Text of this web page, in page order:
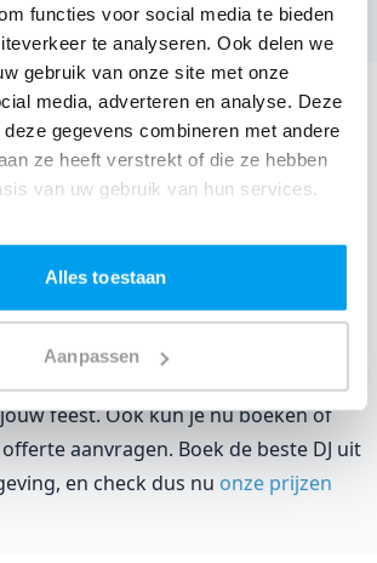
functies voor social media te bieden
te analyseren. Ook delen we
gebruik van onze site met onze
media, adverteren en analyse. Deze
gegevens combineren met andere
ze heeft verstrekt of die ze hebben
van uw gebruik van hun services.
Alles toestaan
Aanpassen
Bekijk alle feestlocaties
jouw feest in Cafe jardin Tervuren?
zorgen in Cafe jardin Tervuren:
Van de afstemming met de locatie
Vlaams-Brabantwas nog nooit zo
feest. Ook kun je nu boeken of
aanvragen. Boek de beste DJ uit
en check dus nu onze prijzen